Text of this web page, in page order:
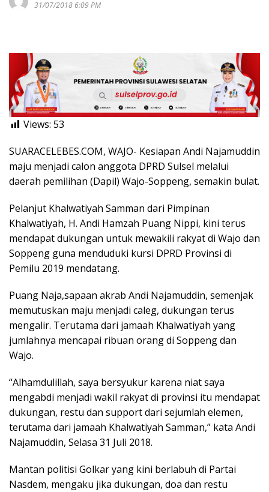
31/07/2018 6:09 PM
Views: 53
SUARACELEBES.COM, WAJO- Kesiapan Andi Najamuddin
maju menjadi calon anggota DPRD Sulsel melalui
daerah pemilihan (Dapil) Wajo-Soppeng, semakin bulat.
Pelanjut Khalwatiyah Samman dari Pimpinan
Khalwatiyah, H. Andi Hamzah Puang Nippi, kini terus
mendapat dukungan untuk mewakili rakyat di Wajo dan
Soppeng guna menduduki kursi DPRD Provinsi di
Pemilu 2019 mendatang.
Puang Naja,sapaan akrab Andi Najamuddin, semenjak
memutuskan maju menjadi caleg, dukungan terus
mengalir. Terutama dari jamaah Khalwatiyah yang
jumlahnya mencapai ribuan orang di Soppeng dan
Wajo.
“Alhamdulillah, saya bersyukur karena niat saya
mengabdi menjadi wakil rakyat di provinsi itu mendapat
dukungan, restu dan support dari sejumlah elemen,
terutama dari jamaah Khalwatiyah Samman,” kata Andi
Najamuddin, Selasa 31 Juli 2018.
Mantan politisi Golkar yang kini berlabuh di Partai
Nasdem, mengaku jika dukungan, doa dan restu